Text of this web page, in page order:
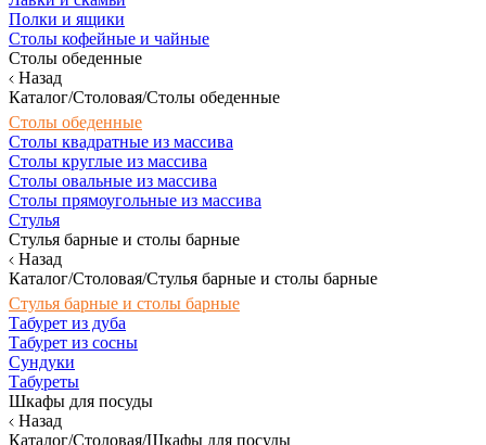
Полки и ящики
Столы кофейные и чайные
Столы обеденные
Назад
Каталог/Столовая/Столы обеденные
Столы обеденные
Столы квадратные из массива
Столы круглые из массива
Столы овальные из массива
Столы прямоугольные из массива
Стулья
Стулья барные и столы барные
Назад
Каталог/Столовая/Стулья барные и столы барные
Стулья барные и столы барные
Табурет из дуба
Табурет из сосны
Сундуки
Табуреты
Шкафы для посуды
Назад
Каталог/Столовая/Шкафы для посуды